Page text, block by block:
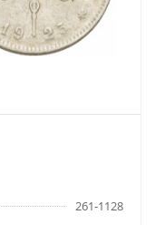
261-1128